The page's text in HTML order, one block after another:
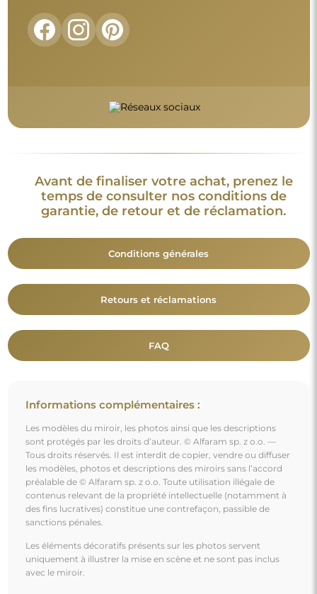
Avant de finaliser votre achat, prenez le
temps de consulter nos conditions de
garantie, de retour et de réclamation.
Conditions générales
Retours et réclamations
FAQ
Informations complémentaires :
Les modèles du miroir, les photos ainsi que les descriptions
sont protégés par les droits d’auteur. © Alfaram sp. z o.o. —
Tous droits réservés. Il est interdit de copier, vendre ou diffuser
les modèles, photos et descriptions des miroirs sans l’accord
préalable de © Alfaram sp. z o.o. Toute utilisation illégale de
contenus relevant de la propriété intellectuelle (notamment à
des fins lucratives) constitue une contrefaçon, passible de
sanctions pénales.
Les éléments décoratifs présents sur les photos servent
uniquement à illustrer la mise en scène et ne sont pas inclus
avec le miroir.